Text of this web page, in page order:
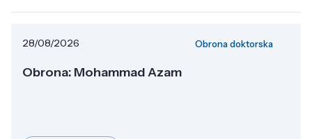
28/08/2026 Obrona doktorska
Obrona: Mohammad Azam